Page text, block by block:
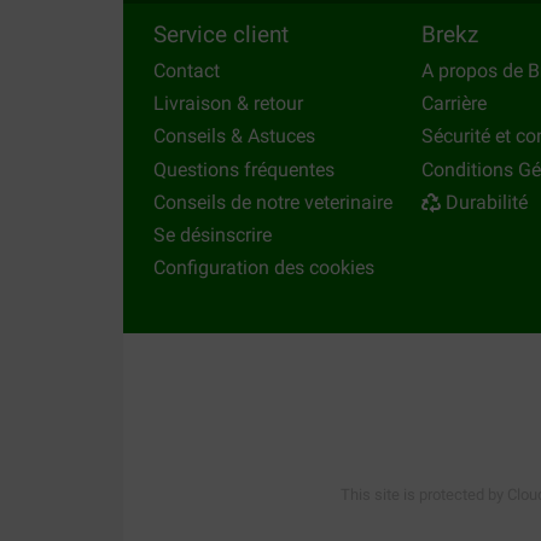
unecorde poulpede la marque Denta Fun ou
Chez Brekz vous trouverez la meilleure offre
Autre produit?
Votre chien n'aime pas l'utilisation de la soie
d'oeil à notre gamme complète de
Service client
Contact
Livraison & retour
Conseils & Astuces
Questions fréquentes
Conseils de notre veterinaire
Se désinscrire
Configuration des cookies
Brekz
A propos de
Carrière
Sécurité et
Conditions
Durabilité